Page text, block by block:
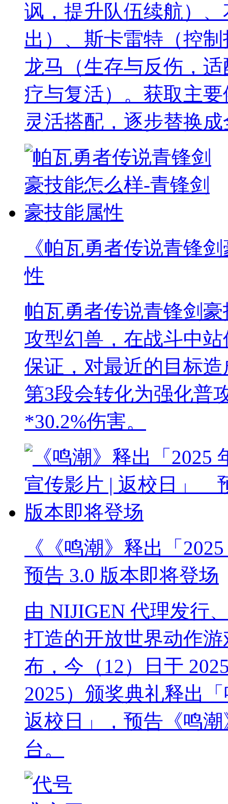
讽，提升队伍续航）
出）、斯卡雷特（控
龙马（生存与反伤，
疗与复活）。获取主
灵活搭配，逐步替换
《帕瓦勇者传说青锋
性
帕瓦勇者传说青锋剑
攻型幻兽，在战斗中
保证，对最近的目标
第3段会转化为强化普
*30.2%伤害。
《《鸣潮》释出「
预告 3.0 版本即将登场
由 NIJIGEN 代理发行
打造的开放世界动作游
布，今（12）日于
2025）颁奖典礼释出
返校日」，预告《鸣
台。